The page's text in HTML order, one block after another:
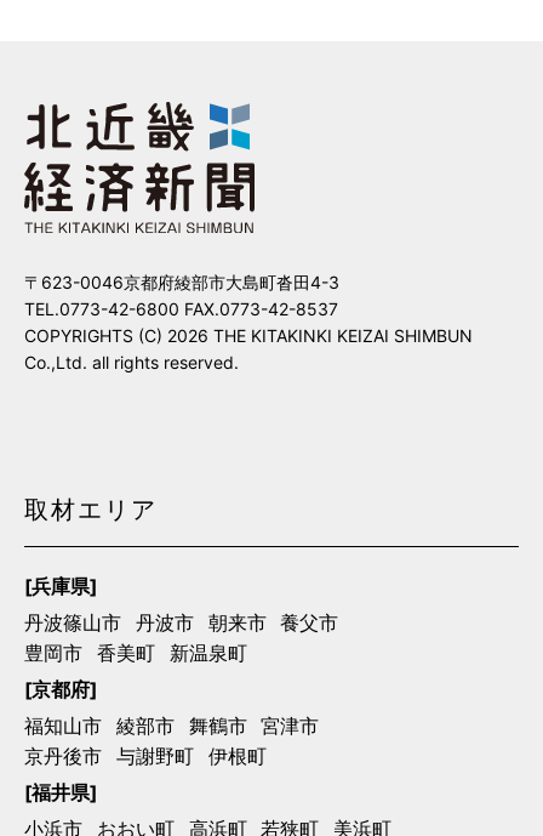
〒623-0046京都府綾部市大島町沓田4-3
TEL.0773-42-6800 FAX.0773-42-8537
COPYRIGHTS (C) 2026 THE KITAKINKI KEIZAI SHIMBUN
Co.,Ltd. all rights reserved.
取材エリア
[兵庫県]
丹波篠山市
丹波市 朝来市
養父市
豊岡市
香美町
新温泉町
[京都府]
福知山市
綾部市 舞鶴市
宮津市
京丹後市
与謝野町
伊根町
[福井県]
小浜市
おおい町 高浜町 若狭町 美浜町